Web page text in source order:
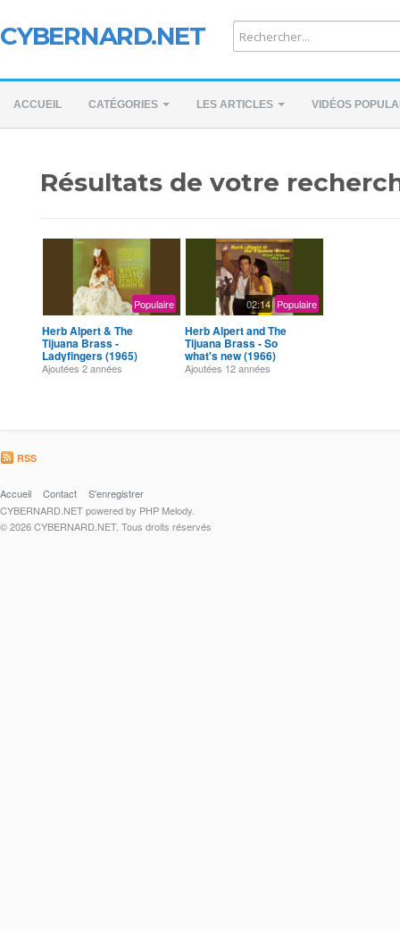
CYBERNARD.NET
ACCUEIL CATÉGORIES LES ARTICLES VIDÉOS
Résultats de votre
Populaire
Herb Alpert & The
Tijuana Brass -
Ladyfingers (1965)
Ajoutées 2 années
02:14 Populaire
Herb Alpert and The
Tijuana Brass - So
what's new (1966)
Ajoutées 12 années
RSS
Accueil Contact
S'enregistrer
CYBERNARD.NET powered by PHP Melody.
© 2026 CYBERNARD.NET. Tous droits réservés